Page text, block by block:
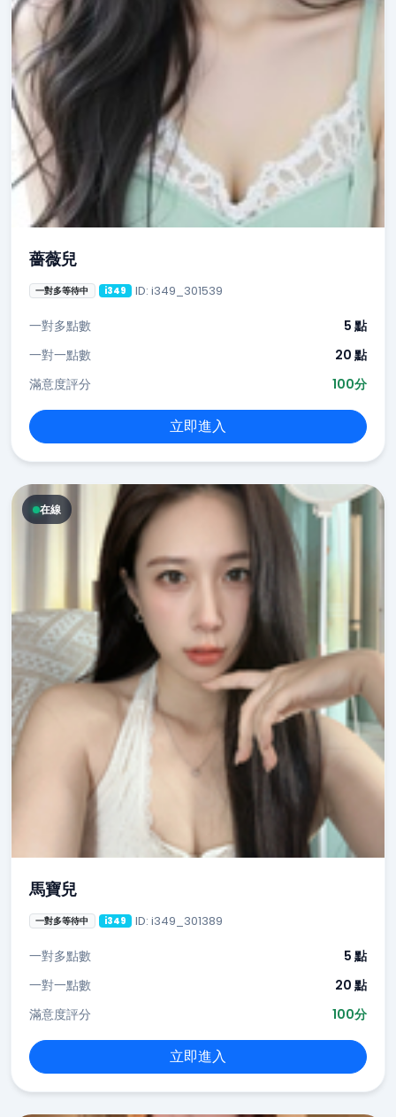
薔薇兒
一對多等待中 i349 ID: i349_301539
一對多點數
5 點
一對一點數
20 點
滿意度評分
100分
立即進入
在線
馬寶兒
一對多等待中 i349 ID: i349_301389
一對多點數
5 點
一對一點數
20 點
滿意度評分
100分
立即進入